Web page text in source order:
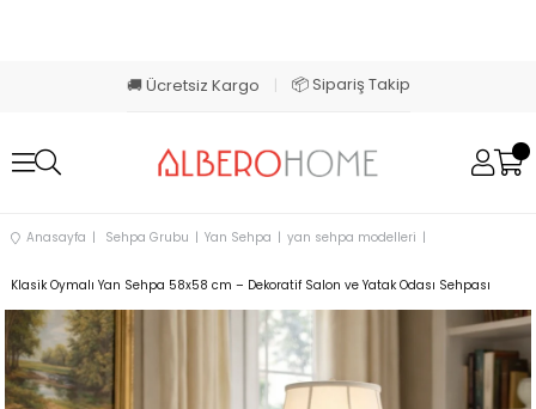
🚚 Ücretsiz Kargo 📦 Sipariş Takip
Anasayfa Sehpa Grubu Yan Sehpa yan sehpa modelleri
Klasik Oymalı Yan Sehpa 58x58 cm – Dekoratif Salon ve Yatak Odası Sehpası